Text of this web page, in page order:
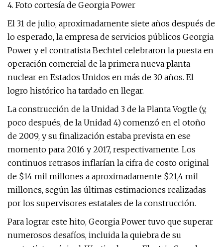
4. Foto cortesía de Georgia Power
El 31 de julio, aproximadamente siete años después de
lo esperado, la empresa de servicios públicos Georgia
Power y el contratista Bechtel celebraron la puesta en
operación comercial de la primera nueva planta
nuclear en Estados Unidos en más de 30 años. El
logro histórico ha tardado en llegar.
La construcción de la Unidad 3 de la Planta Vogtle (y,
poco después, de la Unidad 4) comenzó en el otoño
de 2009, y su finalización estaba prevista en ese
momento para 2016 y 2017, respectivamente. Los
continuos retrasos inflarían la cifra de costo original
de $14 mil millones a aproximadamente $21,4 mil
millones, según las últimas estimaciones realizadas
por los supervisores estatales de la construcción.
Para lograr este hito, Georgia Power tuvo que superar
numerosos desafíos, incluida la quiebra de su